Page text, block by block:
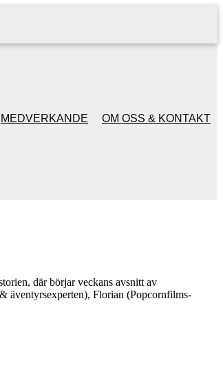
MEDVERKANDE OM OSS & KONTAKT
där börjar veckans avsnitt av
äventyrsexperten), Florian (Popcornfilms-